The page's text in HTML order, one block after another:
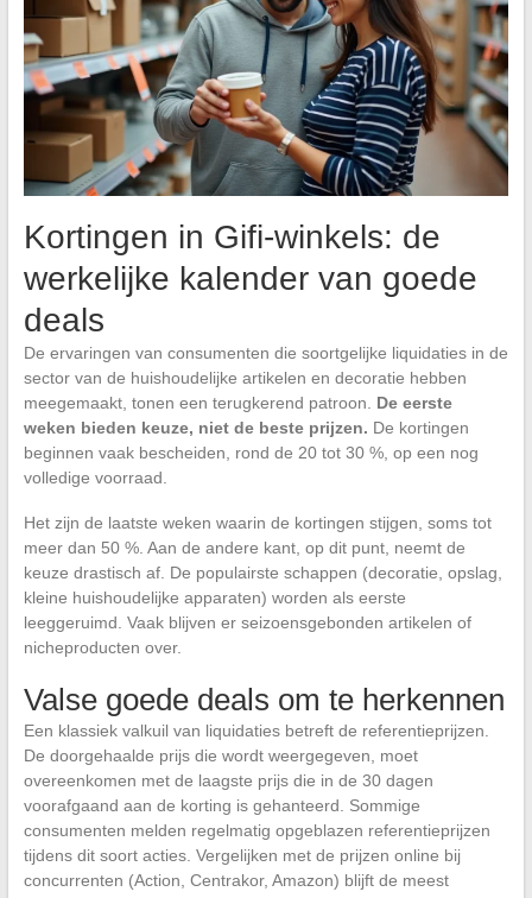
Kortingen in Gifi-winkels: de
werkelijke kalender van goede
deals
De ervaringen van consumenten die soortgelijke liquidaties in de
sector van de huishoudelijke artikelen en decoratie hebben
meegemaakt, tonen een terugkerend patroon. De eerste
weken bieden keuze, niet de beste prijzen. De kortingen
beginnen vaak bescheiden, rond de 20 tot 30 %, op een nog
volledige voorraad.
Het zijn de laatste weken waarin de kortingen stijgen, soms tot
meer dan 50 %. Aan de andere kant, op dit punt, neemt de
keuze drastisch af. De populairste schappen (decoratie, opslag,
kleine huishoudelijke apparaten) worden als eerste
leeggeruimd. Vaak blijven er seizoensgebonden artikelen of
nicheproducten over.
Valse goede deals om te herkennen
Een klassiek valkuil van liquidaties betreft de referentieprijzen.
De doorgehaalde prijs die wordt weergegeven, moet
overeenkomen met de laagste prijs die in de 30 dagen
voorafgaand aan de korting is gehanteerd. Sommige
consumenten melden regelmatig opgeblazen referentieprijzen
tijdens dit soort acties. Vergelijken met de prijzen online bij
concurrenten (Action, Centrakor, Amazon) blijft de meest